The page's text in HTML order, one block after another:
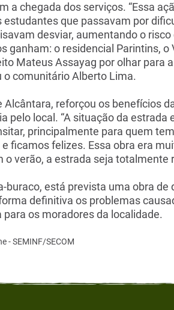
a chegada dos serviços. “Essa
que passavam por
desviar, aumentando o
ganham: o residencial Parintins, o
Mateus Assayag por olhar para
o comunitário Alberto Lima.
Alcântara, reforçou os benefícios
pelo local. “A situação da estrada
principalmente para quem
ficamos felizes. Essa obra era
o verão, a estrada seja totalmente
buraco, está prevista uma obra de
definitiva os problemas
os moradores da localidade.
- SEMINF/SECOM